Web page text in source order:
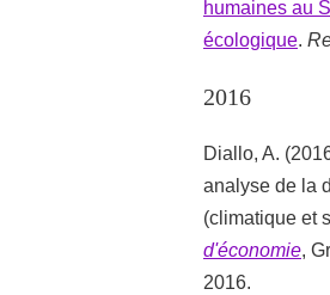
humaines au
écologique.
2016
Diallo, A.
analyse de la
(climatique et
d'économie,
2016.